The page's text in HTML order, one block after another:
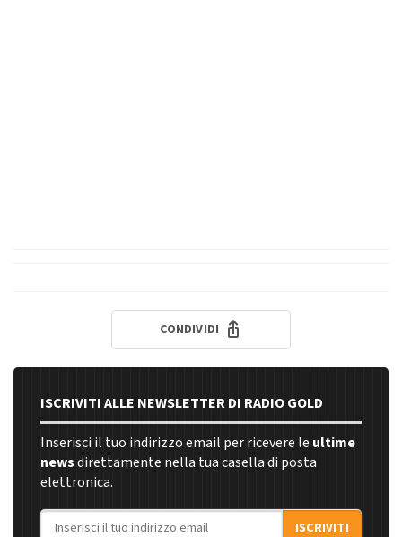
CONDIVIDI
ISCRIVITI ALLE NEWSLETTER DI RADIO GOLD
Inserisci il tuo indirizzo email per ricevere le ultime
newsdirettamente nella tua casella di posta
elettronica.
Indirizzo email
ISCRIVITI